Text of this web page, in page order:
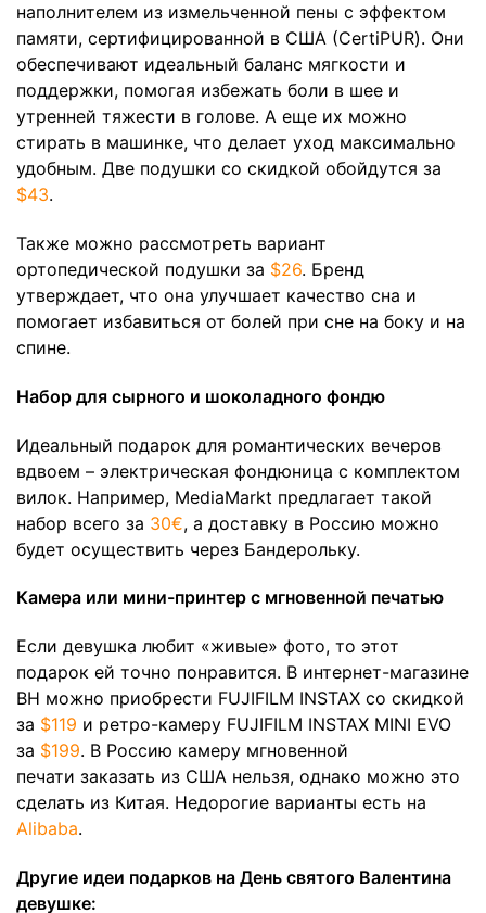
наполнителем из измельченной пены с эффектом
памяти, сертифицированной в США (CertiPUR). Они
обеспечивают идеальный баланс мягкости и
поддержки, помогая избежать боли в шее и
утренней тяжести в голове. А еще их можно
стирать в машинке, что делает уход максимально
удобным. Две подушки со скидкой обойдутся за
$43.
Также можно рассмотреть вариант
ортопедической подушки за $26. Бренд
утверждает, что она улучшает качество сна и
помогает избавиться от болей при сне на боку и на
спине.
Набор для сырного и шоколадного фондю
Идеальный подарок для романтических вечеров
вдвоем – электрическая фондюница с комплектом
вилок. Например, MediaMarkt предлагает такой
набор всего за 30€, а доставку в Россию можно
будет осуществить через Бандерольку.
Камера или мини-принтер с мгновенной печатью
Если девушка любит «живые» фото, то этот
подарок ей точно понравится. В интернет-магазине
BH можно приобрести FUJIFILM INSTAX со скидкой
за $119 и ретро-камеру FUJIFILM INSTAX MINI EVO
за $199. В Россию камеру мгновенной
печати заказать из США нельзя, однако можно это
сделать из Китая. Недорогие варианты есть на
Alibaba.
Другие идеи подарков на День святого Валентина
девушке: